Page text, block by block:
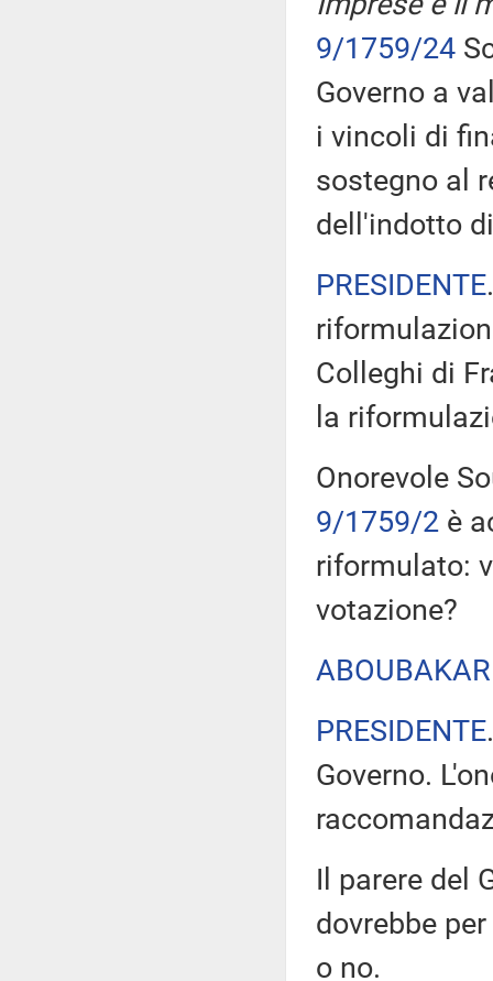
9/1759/24
Governo a
i vincoli di
sostegno al
dell'indotto
PRESIDENTE
Colleghi di
la
Onorevole
9/1759/2 è
riformulato:
votazione?
PRESIDENTE
Governo.
Il parere del
dovrebbe
o no.